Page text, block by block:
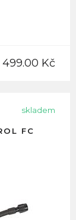
499.00 Kč
skladem
FC